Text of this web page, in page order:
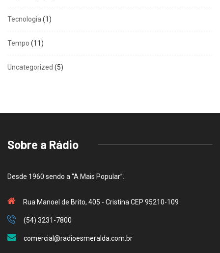
Tecnologia (1)
Tempo (11)
Uncategorized (5)
Sobre a Rádio
Desde 1960 sendo a “A Mais Popular”.
Rua Manoel de Brito, 405 - Cristina CEP 95210-109
(54) 3231-7800
comercial@radioesmeralda.com.br